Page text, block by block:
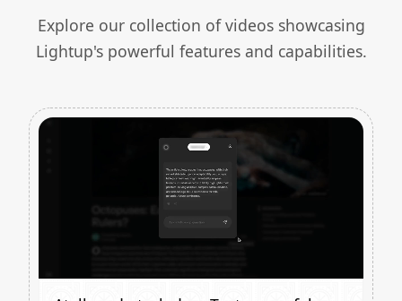
Explore our collection of videos showcasing
Lightup's powerful features and capabilities.